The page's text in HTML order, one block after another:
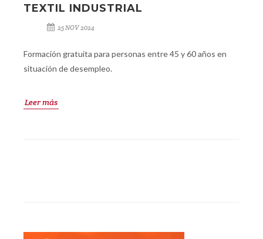
TEXTIL INDUSTRIAL
25 NOV 2024
Formación gratuita para personas entre 45 y 60 años en
situación de desempleo.
Leer más